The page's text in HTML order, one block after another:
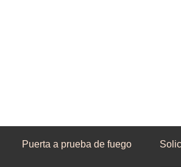
Puerta a prueba de fuego